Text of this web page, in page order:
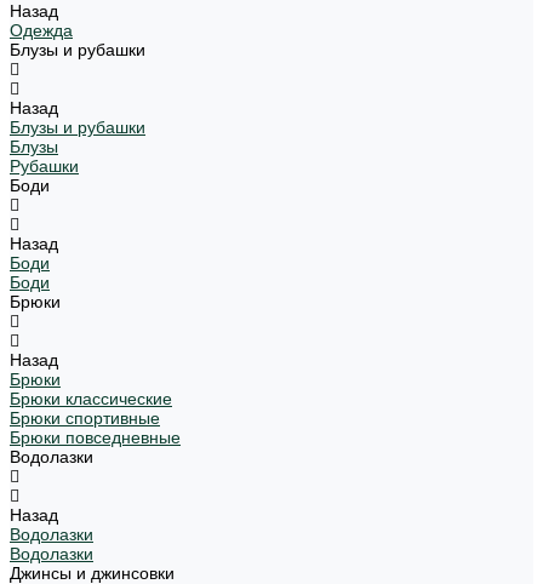
Назад
Одежда
Блузы и рубашки
Назад
Блузы и рубашки
Блузы
Рубашки
Боди
Назад
Боди
Боди
Брюки
Назад
Брюки
Брюки классические
Брюки спортивные
Брюки повседневные
Водолазки
Назад
Водолазки
Водолазки
Джинсы и джинсовки